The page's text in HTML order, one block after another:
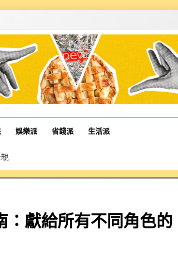
娛樂派 省錢派 生活派
：獻給所有不同⾓⾊的